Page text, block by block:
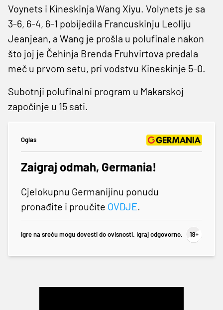
Voynets i Kineskinja Wang Xiyu. Volynets je sa
3-6, 6-4, 6-1 pobijedila Francuskinju Leoliju
Jeanjean, a Wang je prošla u polufinale nakon
što joj je Čehinja Brenda Fruhvirtova predala
meč u prvom setu, pri vodstvu Kineskinje 5-0.
Subotnji polufinalni program u Makarskoj
započinje u 15 sati.
Oglas
Zaigraj odmah, Germania!
Cjelokupnu Germanijinu ponudu
pronađite i proučite OVDJE.
Igre na sreću mogu dovesti do ovisnosti. Igraj odgovorno.